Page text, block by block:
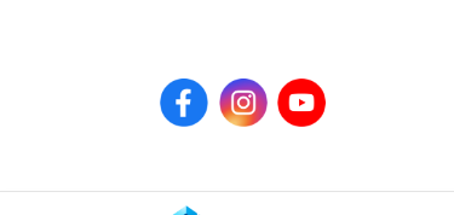
페
이
스
인
스
타
유
튜
브